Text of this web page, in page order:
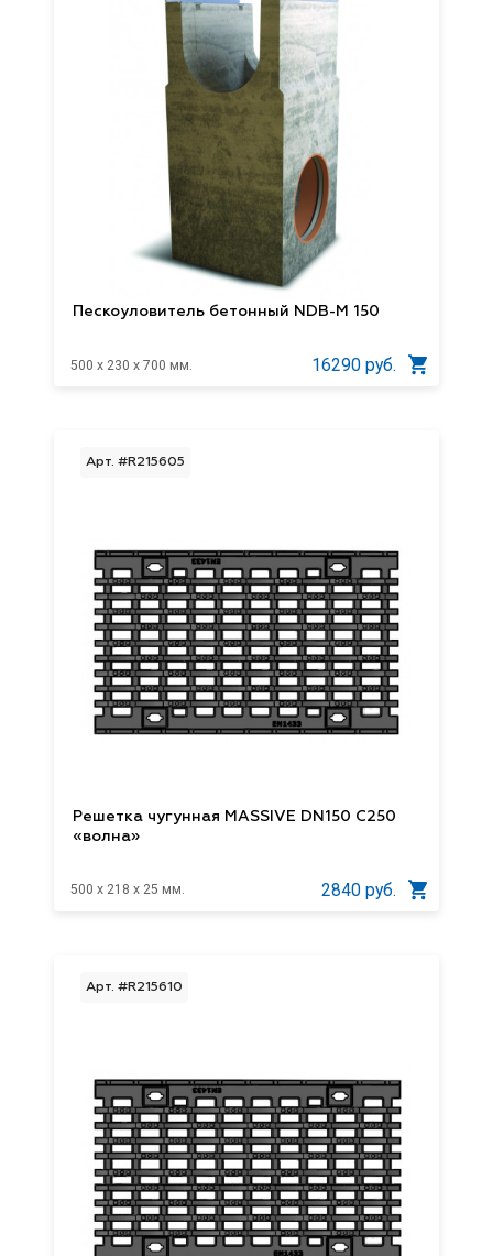
Пескоуловитель бетонный NDB-M 150
500 x 230 x 700 мм. 16290 руб.
Арт. #R215605
Решетка чугунная MASSIVE DN150 С250
«волна»
500 x 218 x 25 мм. 2840 руб.
Арт. #R215610